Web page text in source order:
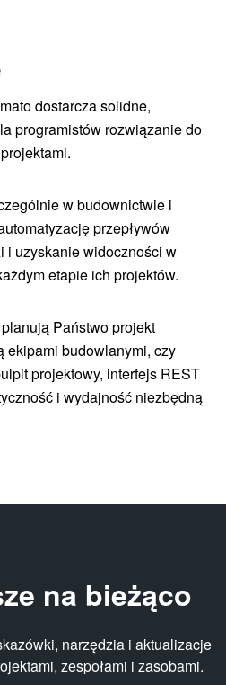
dostarcza solidne,
programistów rozwiązanie do
w budownictwie i
przepływów
i uzyskanie widoczności w
etapie ich projektów.
Państwo projekt
ekipami budowlanymi, czy
projektowy, interfejs REST
i wydajność niezbędną
na bieżąco
narzędzia i aktualizacje
zespołami i zasobami.